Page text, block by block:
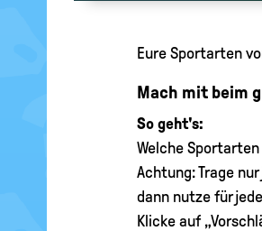
Eure Sportarten
Mach mit beim
So geht's:
Welche
Achtung: Trage
dann nutze für
Klicke auf